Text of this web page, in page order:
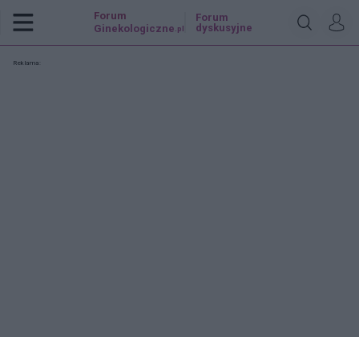
Forum
Ginekologiczne .pl
Forum
dyskusyjne
Reklama: